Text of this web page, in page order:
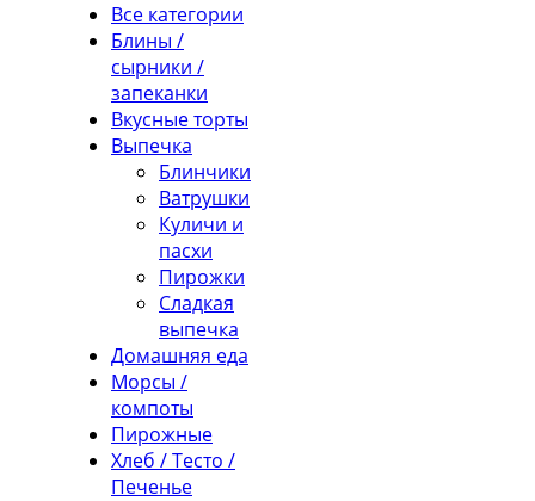
Все категории
Блины /
сырники /
запеканки
Вкусные торты
Выпечка
Блинчики
Ватрушки
Куличи и
пасхи
Пирожки
Сладкая
выпечка
Домашняя еда
Морсы /
компоты
Пирожные
Хлеб / Тесто /
Печенье